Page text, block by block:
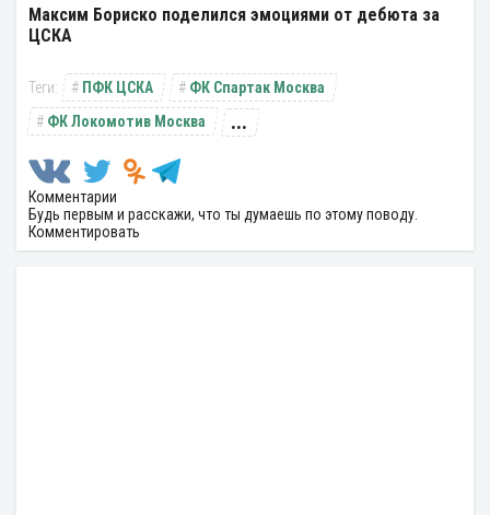
Максим Бориско поделился эмоциями от дебюта за
ЦСКА
ПФК ЦСКА
ФК Спартак Москва
ФК Локомотив Москва
...
Комментарии
Будь первым и расскажи, что ты думаешь по этому поводу.
Комментировать